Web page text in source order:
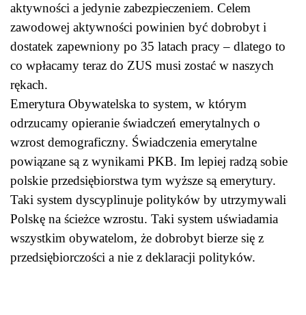
aktywności a jedynie zabezpieczeniem. Celem
zawodowej aktywności powinien być dobrobyt i
dostatek zapewniony po 35 latach pracy – dlatego to
co wpłacamy teraz do ZUS musi zostać w naszych
rękach.
Emerytura Obywatelska to system, w którym
odrzucamy opieranie świadczeń emerytalnych o
wzrost demograficzny. Świadczenia emerytalne
powiązane są z wynikami PKB. Im lepiej radzą sobie
polskie przedsiębiorstwa tym wyższe są emerytury.
Taki system dyscyplinuje polityków by utrzymywali
Polskę na ścieżce wzrostu. Taki system uświadamia
wszystkim obywatelom, że dobrobyt bierze się z
przedsiębiorczości a nie z deklaracji polityków.